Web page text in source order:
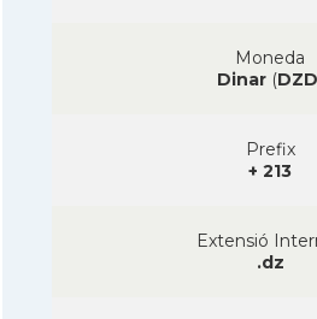
Moneda
Dinar (DZD
Prefix
+ 213
Extensió
.dz